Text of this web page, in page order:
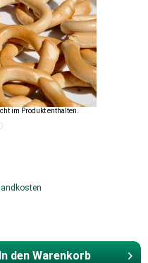
im Produkt enthalten.
In den Warenkorb